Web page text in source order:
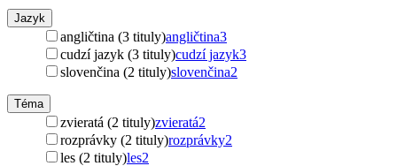
Jazyk
angličtina (3 tituly)angličtina3
cudzí jazyk (3 tituly)cudzí jazyk3
slovenčina (2 tituly)slovenčina2
Téma
zvieratá (2 tituly)zvieratá2
rozprávky (2 tituly)rozprávky2
les (2 tituly)les2